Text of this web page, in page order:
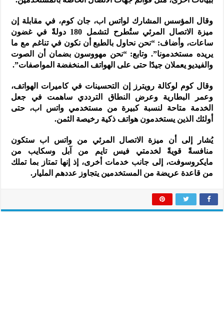
وقال المؤسس المشارك لواتس اب، جان كوم، في مقابلة إن
ميزة الاتصال المرئي ستُطرح لتشمل 180 دولةً في غضون
ساعات، وأضاف: “نحن نحاول بالطبع أن نكون في تناغم مع ما
يريده مستخدمونا”. وتابع: “نحن مهووسون بضمان أن الصوت
والفيديو يعملان جيدًا حتى على الهواتف المنخفضة المواصفات”.
وقال كوم لوكالة رويترز إن التحسينات في كاميرات الهواتف،
وعمر البطارية وعرض النطاق الترددي ساهمت في جعل
الخدمة متاحة لنسبة كبيرة من مستخدمي واتس اب، حتى
أولئك الذين يستخدمون هواتف ذكية رخيصة الثمن.
يُشار إلى أن ميزة الاتصال المرئي من واتس اب ستكون
منافسةً قويةً لخدمتي فيس تايم من آبل وسكايب من
مايكروسوفت، إلى جانب خدمات أخرى، إذ إنها تمتاز بما تملك
من قاعدة عريضة من المستخدمين يتجاوز عددهم المليار.